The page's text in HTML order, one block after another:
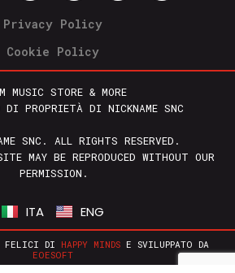
Privacy Policy
Cookie Policy
MUSIC STORE & MORE
DI PROPRIETÀ DI NICKNAME SNC
SNC. ALL RIGHTS RESERVED.
MAY BE REPRODUCED WITHOUT OUR
PERMISSION.
ITA ENG
FELICI DI HAPPY MINDS E SVILUPPATO DA
EOESOFT